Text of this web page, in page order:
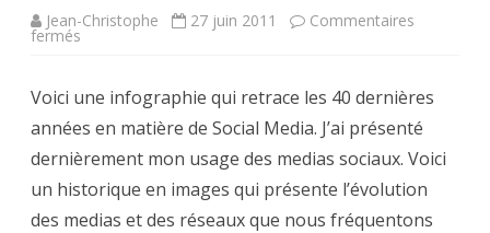
Jean-Christophe 27 juin 2011 Commentaires
fermés
a
40
ans
Voici une infographie qui retrace les 40 dernières
années en matière de Social Media. J’ai présenté
dernièrement mon usage des medias sociaux. Voici
un historique en images qui présente l’évolution
des medias et des réseaux que nous fréquentons